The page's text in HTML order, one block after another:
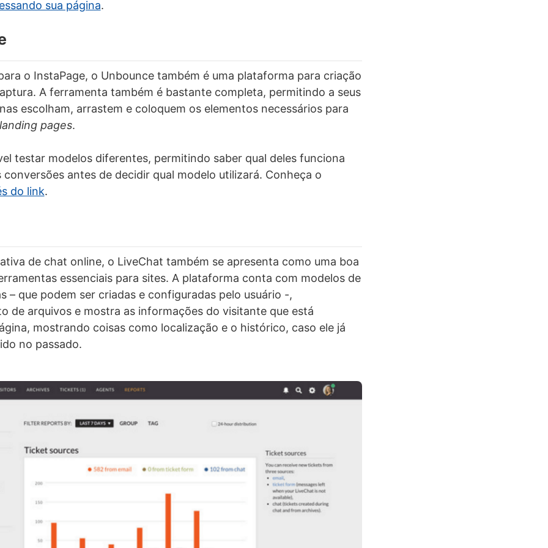
sua página.
o InstaPage, o Unbounce também é uma plataforma para criação
A ferramenta também é bastante completa, permitindo a seus
escolham, arrastem e coloquem os elementos necessários para
pages.
testar modelos diferentes, permitindo saber qual deles funciona
conversões antes de decidir qual modelo utilizará. Conheça o
do link.
de chat online, o LiveChat também se apresenta como uma boa
essenciais para sites. A plataforma conta com modelos de
– que podem ser criadas e configuradas pelo usuário -,
de arquivos e mostra as informações do visitante que está
mostrando coisas como localização e o histórico, caso ele já
no passado.